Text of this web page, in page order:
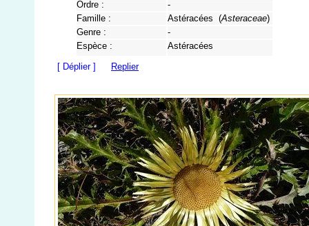
Ordre :
-
Famille :
Astéracées (Asteraceae)
Genre :
-
Espèce :
Astéracées
[ Déplier ]
Replier